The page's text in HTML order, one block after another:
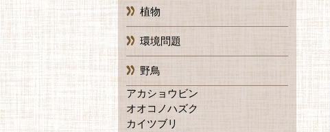
植物
環境問題
野鳥
アカショウビン
オオコノハズク
カイツブリ